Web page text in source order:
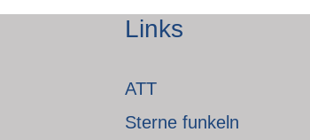
Links
ATT
Sterne funkeln